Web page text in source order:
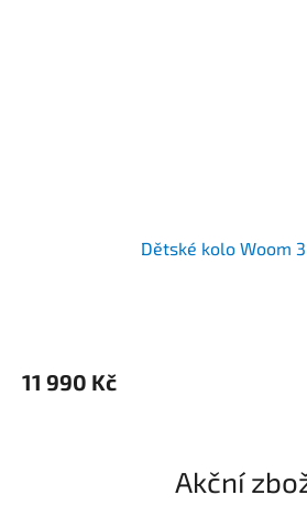
Dětské kolo Woom 3
11 990 Kč
Akční